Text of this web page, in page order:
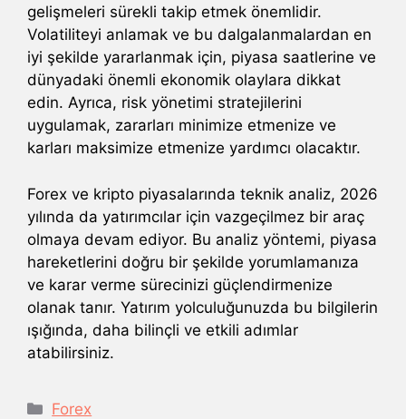
gelişmeleri sürekli takip etmek önemlidir.
Volatiliteyi anlamak ve bu dalgalanmalardan en
iyi şekilde yararlanmak için, piyasa saatlerine ve
dünyadaki önemli ekonomik olaylara dikkat
edin. Ayrıca, risk yönetimi stratejilerini
uygulamak, zararları minimize etmenize ve
karları maksimize etmenize yardımcı olacaktır.
Forex ve kripto piyasalarında teknik analiz, 2026
yılında da yatırımcılar için vazgeçilmez bir araç
olmaya devam ediyor. Bu analiz yöntemi, piyasa
hareketlerini doğru bir şekilde yorumlamanıza
ve karar verme sürecinizi güçlendirmenize
olanak tanır. Yatırım yolculuğunuzda bu bilgilerin
ışığında, daha bilinçli ve etkili adımlar
atabilirsiniz.
Kategoriler
Forex